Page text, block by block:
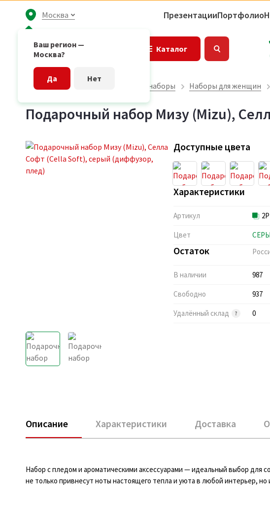
Москва
Ваш регион —
Москва?
Да Нет
ПрезентацииПортфолио
Каталог
Главная страница Подарочные наборы Наборы для женщин
Подарочный набор Мизу (Mizu),
Доступные цвета
Характеристики
Артикул
Цвет
Остаток
В наличии 987
Свободно 937
Удалённый склад 0
Описание Характеристики Доставка
Набор с пледом и ароматическими аксессуарами — идеальный выбор для
не только привнесут ноты настоящего тепла и уюта в любой интерьер,